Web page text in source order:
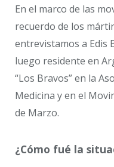
En el marco de las
recuerdo de los
entrevistamos a Edis
luego residente en
“Los Bravos” en la
Medicina y en el
de Marzo.
¿Cómo fué la